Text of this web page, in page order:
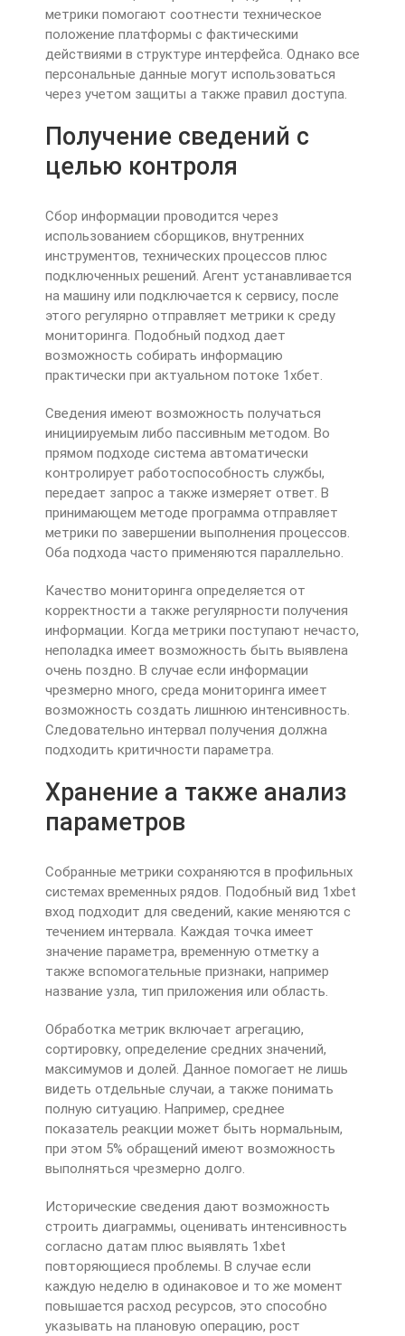
метрики помогают соотнести техническое
положение платформы с фактическими
действиями в структуре интерфейса. Однако все
персональные данные могут использоваться
через учетом защиты а также правил доступа.
Получение сведений с
целью контроля
Сбор информации проводится через
использованием сборщиков, внутренних
инструментов, технических процессов плюс
подключенных решений. Агент устанавливается
на машину или подключается к сервису, после
этого регулярно отправляет метрики к среду
мониторинга. Подобный подход дает
возможность собирать информацию
практически при актуальном потоке 1хбет.
Сведения имеют возможность получаться
инициируемым либо пассивным методом. Во
прямом подходе система автоматически
контролирует работоспособность службы,
передает запрос а также измеряет ответ. В
принимающем методе программа отправляет
метрики по завершении выполнения процессов.
Оба подхода часто применяются параллельно.
Качество мониторинга определяется от
корректности а также регулярности получения
информации. Когда метрики поступают нечасто,
неполадка имеет возможность быть выявлена
очень поздно. В случае если информации
чрезмерно много, среда мониторинга имеет
возможность создать лишнюю интенсивность.
Следовательно интервал получения должна
подходить критичности параметра.
Хранение а также анализ
параметров
Собранные метрики сохраняются в профильных
системах временных рядов. Подобный вид 1xbet
вход подходит для сведений, какие меняются с
течением интервала. Каждая точка имеет
значение параметра, временную отметку а
также вспомогательные признаки, например
название узла, тип приложения или область.
Обработка метрик включает агрегацию,
сортировку, определение средних значений,
максимумов и долей. Данное помогает не лишь
видеть отдельные случаи, а также понимать
полную ситуацию. Например, среднее
показатель реакции может быть нормальным,
при этом 5% обращений имеют возможность
выполняться чрезмерно долго.
Исторические сведения дают возможность
строить диаграммы, оценивать интенсивность
согласно датам плюс выявлять 1xbet
повторяющиеся проблемы. В случае если
каждую неделю в одинаковое и то же момент
повышается расход ресурсов, это способно
указывать на плановую операцию, рост